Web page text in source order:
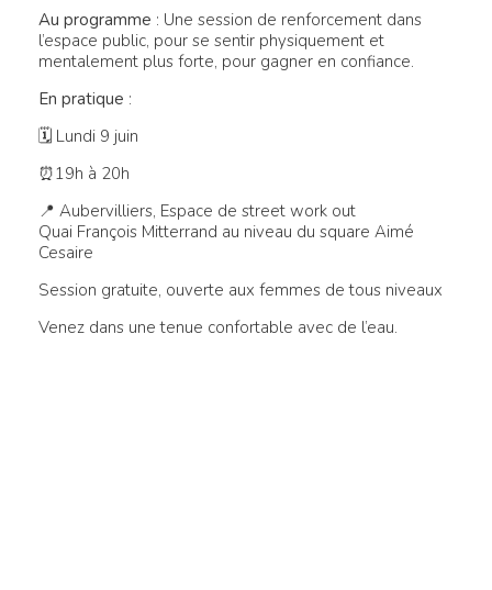
Au programme : Une session de renforcement dans
l’espace public, pour se sentir physiquement et
mentalement plus forte, pour gagner en confiance.
En pratique :
🗓 Lundi 9 juin
⏰19h à 20h
📍 Aubervilliers, Espace de street work out
Quai François Mitterrand au niveau du square Aimé
Cesaire
Session gratuite, ouverte aux femmes de tous niveaux
Venez dans une tenue confortable avec de l’eau.